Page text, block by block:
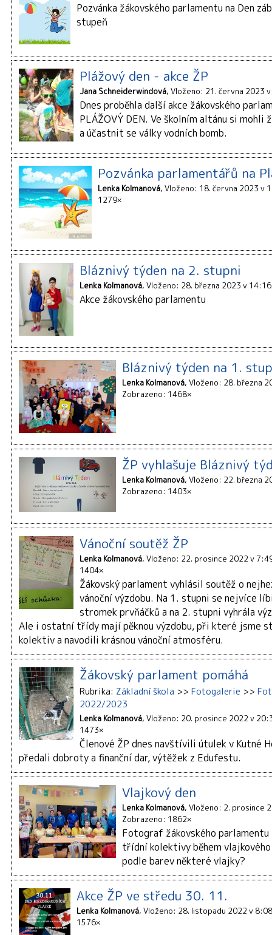
Pozvánka žákovského parlamentu na Den
stupeň
Plážový den - akce ŽP
Jana Schneiderwindová Vloženo: 21. června 2023
Dnes proběhla další akce žákovského
PLÁŽOVÝ DEN. Ve školním altánu si mohli
a účastnit se války vodních bomb.
Pozvánka parlamentářů na
Lenka Kolmanová Vloženo: 18. června 2023 v
1279×
Bláznivý týden na 2. stupni
Lenka Kolmanová Vloženo: 28. března 2023 v 14:16
Akce žákovského parlamentu
Bláznivý týden na 1.
Lenka Kolmanová Vloženo: 28. března
Zobrazeno: 1468×
ŽP vyhlašuje Bláznivý
Lenka Kolmanová Vloženo: 22. března
Zobrazeno: 1403×
Vánoční soutěž ŽP
Lenka Kolmanová Vloženo: 22. prosince 2022 v
1404×
Žákovský parlament vyhlásil soutěž o
vánoční výzdobu. Na 1. stupni se nejvíce
stromek prvňáčků a na 2. stupni vyhrála
Ale i ostatní třídy mají pěknou výzdobu, při které jsme
kolektiv a navodili krásnou vánoční atmosféru.
Žákovský parlament pomáhá
Rubrika Základní škola Fotogalerie
2022/2023
Lenka Kolmanová Vloženo: 20. prosince 2022 v
1473×
Členové ŽP dnes navštívili útulek v Kutné
předali dobroty a finanční dar, výtěžek z Edufestu.
Vlajkový den
Lenka Kolmanová Vloženo: 2. prosince
Zobrazeno: 1862×
Fotograf žákovského
třídní kolektivy během
podle barev některé vlajky?
Akce ŽP ve středu 30. 11.
Lenka Kolmanová Vloženo: 28. listopadu 2022 v 8:08
1576×